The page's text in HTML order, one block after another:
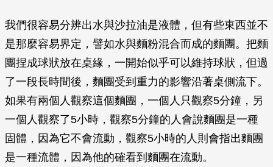
我們很容易分辨出水與沙拉油是液體，但有些東西並不
是那麼容易界定，譬如水與麵粉混合而成的麵團。把麵
團捏成球狀放在桌緣，一開始似乎可以維持球狀，但過
了一段長時間後，麵團受到重力的影響沿著桌側流下。
如果有兩個人觀察這個麵團，一個人只觀察5分鐘，另
一個人觀察了5小時，觀察5分鐘的人會說麵團是一種
固體，因為它不會流動，觀察5小時的人則會指出麵團
是一種流體，因為他的確看到麵團在流動。